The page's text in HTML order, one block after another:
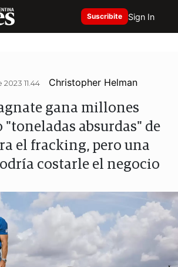
Suscribite Sign In
11.44 Christopher Helman
gana millones
absurdas" de
el fracking, pero una
costarle el negocio